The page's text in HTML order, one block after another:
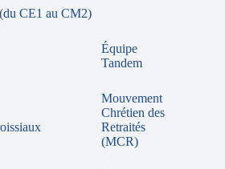
CE1 au CM2)
Équipe
Tandem
Mouvement
Chrétien des
Retraités
(MCR)